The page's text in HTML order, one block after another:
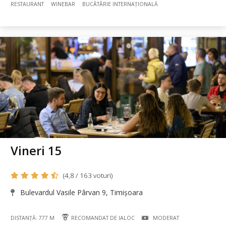
RESTAURANT WINEBAR BUCÃTÃRIE INTERNAȚIONALĂ
Vineri 15
(4,8 / 163 voturi)
Bulevardul Vasile Pârvan 9, Timișoara
DISTANȚĂ: 777 M RECOMANDAT DE IALOC MODERAT